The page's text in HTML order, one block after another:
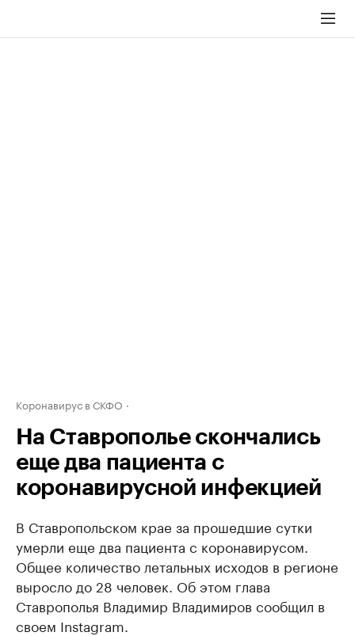
Коронавирус в СКФО
На Ставрополье скончались
еще два пациента с
коронавирусной инфекцией
В Ставропольском крае за прошедшие сутки
умерли еще два пациента с коронавирусом.
Общее количество летальных исходов в регионе
выросло до 28 человек. Об этом глава
Ставрополья Владимир Владимиров сообщил в
своем Instagram.